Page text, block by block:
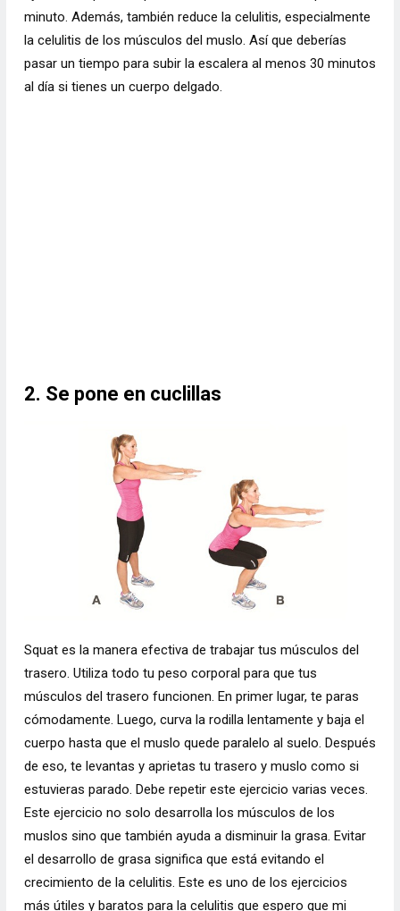
minuto. Además, también reduce la celulitis, especialmente
la celulitis de los músculos del muslo. Así que deberías
pasar un tiempo para subir la escalera al menos 30 minutos
al día si tienes un cuerpo delgado.
2. Se pone en cuclillas
Squat es la manera efectiva de trabajar tus músculos del
trasero. Utiliza todo tu peso corporal para que tus
músculos del trasero funcionen. En primer lugar, te paras
cómodamente. Luego, curva la rodilla lentamente y baja el
cuerpo hasta que el muslo quede paralelo al suelo. Después
de eso, te levantas y aprietas tu trasero y muslo como si
estuvieras parado. Debe repetir este ejercicio varias veces.
Este ejercicio no solo desarrolla los músculos de los
muslos sino que también ayuda a disminuir la grasa. Evitar
el desarrollo de grasa significa que está evitando el
crecimiento de la celulitis. Este es uno de los ejercicios
más útiles y baratos para la celulitis que espero que mi